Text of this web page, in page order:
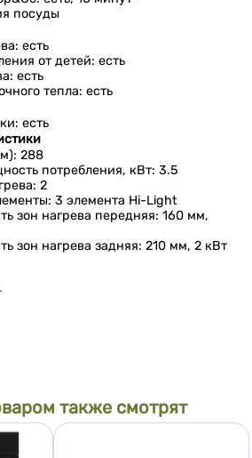
посуды
есть
от детей: есть
есть
тепла: есть
есть
288
потребления, кВт: 3.5
2
3 элемента Hi-Light
зон нагрева передняя: 160 мм,
зон нагрева задняя: 210 мм, 2 кВт
также смотрят